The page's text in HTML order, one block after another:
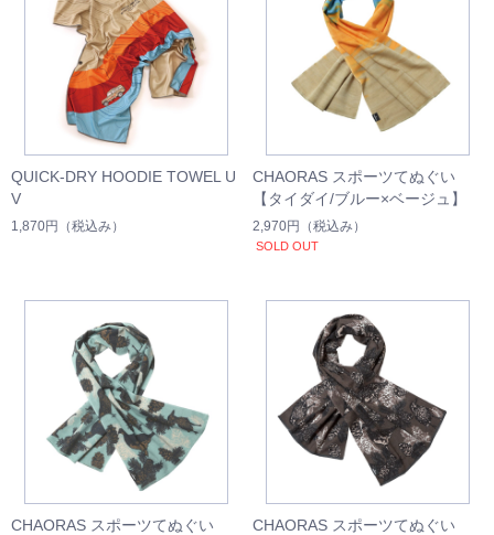
QUICK-DRY HOODIE TOWEL U
V
1,870円 （税込み）
CHAORAS スポーツてぬぐい
【タイダイ/ブルー×ベージュ】
2,970円 （税込み）
SOLD OUT
CHAORAS スポーツてぬぐい
CHAORAS スポーツてぬぐい